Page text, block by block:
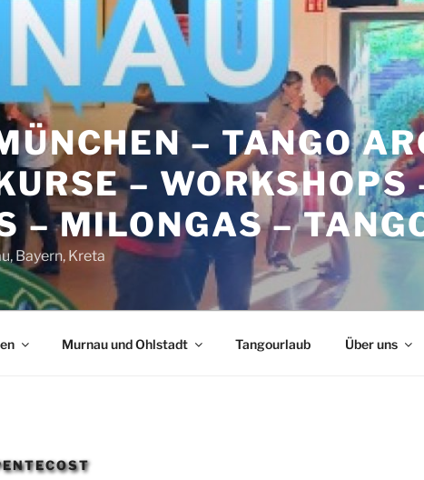
– TANGO
– WORKSHOPS
– MILONGAS –
Bayern, Kreta
Murnau und Ohlstadt Tangourlaub Über uns